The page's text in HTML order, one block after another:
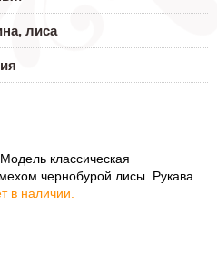
лиса
классическая
чернобурой лисы. Рукава
в наличии.